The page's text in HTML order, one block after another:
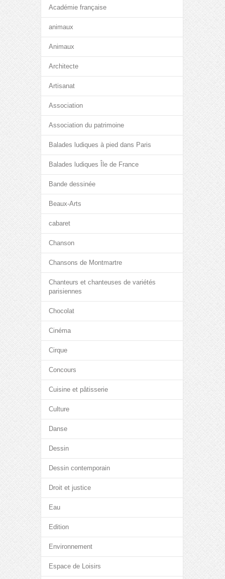
Académie française
animaux
Animaux
Architecte
Artisanat
Association
Association du patrimoine
Balades ludiques à pied dans Paris
Balades ludiques Île de France
Bande dessinée
Beaux-Arts
cabaret
Chanson
Chansons de Montmartre
Chanteurs et chanteuses de variétés
parisiennes
Chocolat
Cinéma
Cirque
Concours
Cuisine et pâtisserie
Culture
Danse
Dessin
Dessin contemporain
Droit et justice
Eau
Edition
Environnement
Espace de Loisirs